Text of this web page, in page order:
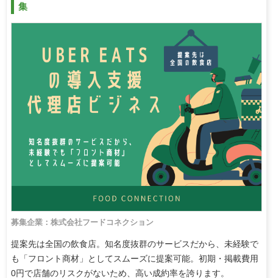
集
募集企業：株式会社フードコネクション
提案先は全国の飲食店。知名度抜群のサービスだから、未経験で
も「フロント商材」としてスムーズに提案可能。初期・掲載費用
0円で店舗のリスクがないため、高い成約率を誇ります。